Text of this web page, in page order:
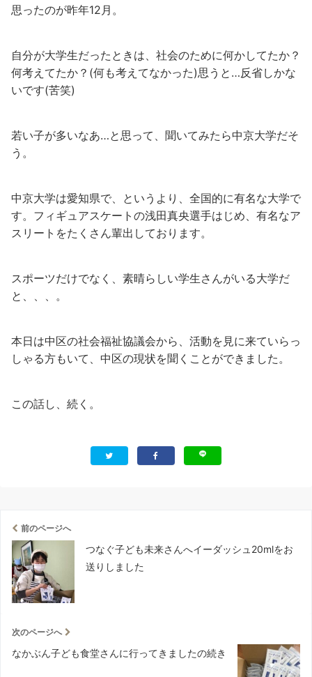
思ったのが昨年12月。
自分が大学生だったときは、社会のために何かしてたか？
何考えてたか？(何も考えてなかった)思うと…反省しかな
いです(苦笑)
若い子が多いなあ…と思って、聞いてみたら中京大学だそ
う。
中京大学は愛知県で、というより、全国的に有名な大学で
す。フィギュアスケートの浅田真央選手はじめ、有名なア
スリートをたくさん輩出しております。
スポーツだけでなく、素晴らしい学生さんがいる大学だ
と、、、。
本日は中区の社会福祉協議会から、活動を見に来ていらっ
しゃる方もいて、中区の現状を聞くことができました。
この話し、続く。
前のページへ
つなぐ子ども未来さんへイーダッシュ20mlをお
送りしました
次のページへ
なかぶん子ども食堂さんに行ってきましたの続き